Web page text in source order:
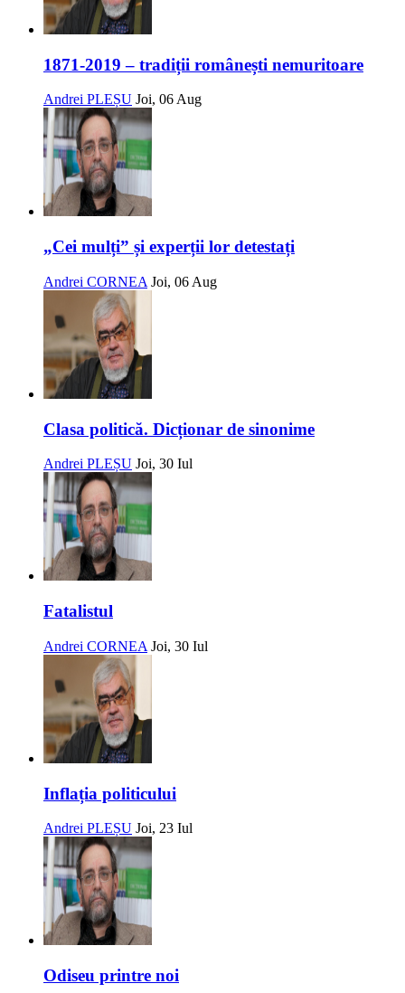
1871-2019 – tradiții românești nemuritoare
Andrei PLEȘU Joi, 06 Aug
„Cei mulți” și experții lor detestați
Andrei CORNEA Joi, 06 Aug
Clasa politică. Dicționar de sinonime
Andrei PLEȘU Joi, 30 Iul
Fatalistul
Andrei CORNEA Joi, 30 Iul
Inflația politicului
Andrei PLEȘU Joi, 23 Iul
Odiseu printre noi